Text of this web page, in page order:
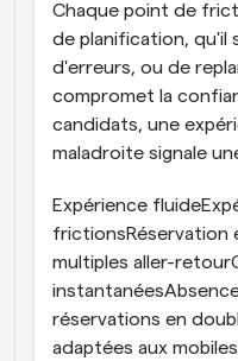
Chaque point de
de planification, qu'il
d'erreurs, ou de
compromet la
candidats, une
maladroite signale
Expérience
frictionsRéservation
multiples aller-
réservations en
adaptées aux